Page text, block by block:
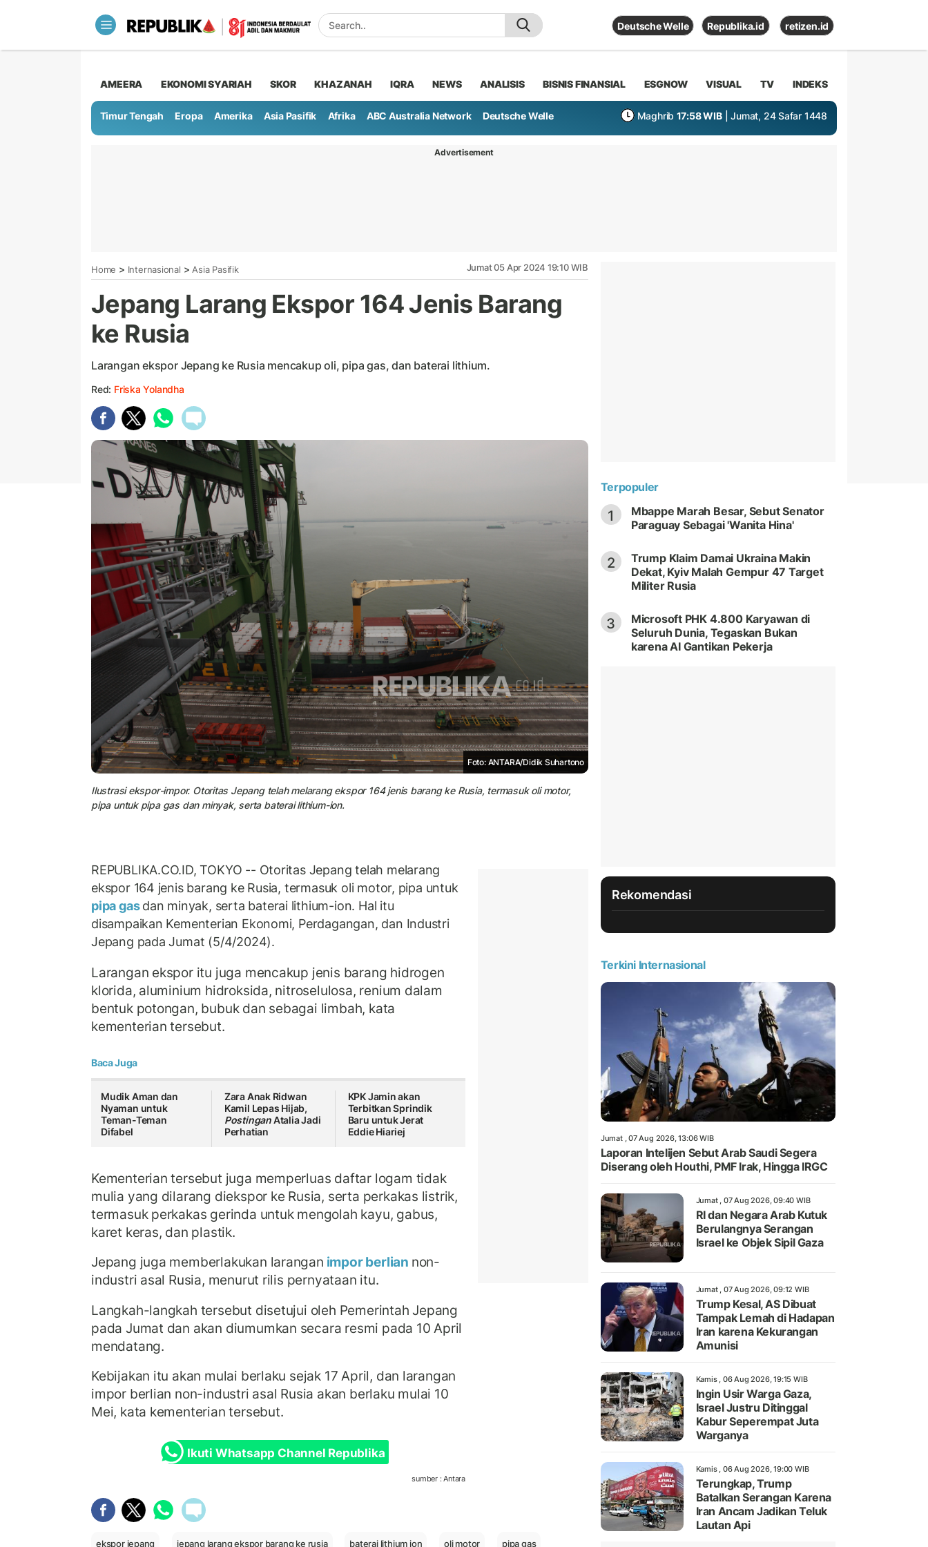
Deutsche Welle Republika.id retizen.id
AMEERA EKONOMI SYARIAH SKOR KHAZANAH IQRA NEWS ANALISIS BISNIS FINANSIAL ESGNOW VISUAL TV INDEKS
Timur Tengah Eropa Amerika Asia Pasifik Afrika ABC Australia Network Deutsche Welle Maghrib 17:58 WIB | Jumat, 24 Safar 1448
Advertisement
Home > Internasional > Asia Pasifik Jumat 05 Apr 2024 19:10 WIB
Jepang Larang Ekspor 164 Jenis Barang
ke Rusia
Larangan ekspor Jepang ke Rusia mencakup oli, pipa gas, dan baterai lithium.
Red: Friska Yolandha
Foto: ANTARA/Didik Suhartono
Ilustrasi ekspor-impor. Otoritas Jepang telah melarang ekspor 164 jenis barang ke Rusia, termasuk oli motor,
pipa untuk pipa gas dan minyak, serta baterai lithium-ion.
REPUBLIKA.CO.ID, TOKYO -- Otoritas Jepang telah melarang
ekspor 164 jenis barang ke Rusia, termasuk oli motor, pipa untuk
pipa gasdan minyak, serta baterai lithium-ion. Hal itu
disampaikan Kementerian Ekonomi, Perdagangan, dan Industri
Jepang pada Jumat (5/4/2024).
Larangan ekspor itu juga mencakup jenis barang hidrogen
klorida, aluminium hidroksida, nitroselulosa, renium dalam
bentuk potongan, bubuk dan sebagai limbah, kata
kementerian tersebut.
Baca Juga
Mudik Aman dan
Nyaman untuk
Teman-Teman
Difabel
Zara Anak Ridwan
Kamil Lepas Hijab,
PostinganAtalia Jadi
Perhatian
KPK Jamin akan
Terbitkan Sprindik
Baru untuk Jerat
Eddie Hiariej
Kementerian tersebut juga memperluas daftar logam tidak
mulia yang dilarang diekspor ke Rusia, serta perkakas listrik,
termasuk perkakas gerinda untuk mengolah kayu, gabus,
karet keras, dan plastik.
Jepang juga memberlakukan larangan impor berlian non-
industri asal Rusia, menurut rilis pernyataan itu.
Langkah-langkah tersebut disetujui oleh Pemerintah Jepang
pada Jumat dan akan diumumkan secara resmi pada 10 April
mendatang.
Kebijakan itu akan mulai berlaku sejak 17 April, dan larangan
impor berlian non-industri asal Rusia akan berlaku mulai 10
Mei, kata kementerian tersebut.
Ikuti Whatsapp Channel Republika
sumber : Antara
ekspor jepang jepang larang ekspor barang ke rusia baterai lithium ion oli motor pipa gas
Terpopuler
1
Mbappe Marah Besar, Sebut Senator
Paraguay Sebagai 'Wanita Hina'
2
Trump Klaim Damai Ukraina Makin
Dekat, Kyiv Malah Gempur 47 Target
Militer Rusia
3
Microsoft PHK 4.800 Karyawan di
Seluruh Dunia, Tegaskan Bukan
karena AI Gantikan Pekerja
Rekomendasi
Terkini Internasional
Jumat , 07 Aug 2026, 13:06 WIB
Laporan Intelijen Sebut Arab Saudi Segera
Diserang oleh Houthi, PMF Irak, Hingga IRGC
Jumat , 07 Aug 2026, 09:40 WIB
RI dan Negara Arab Kutuk
Berulangnya Serangan
Israel ke Objek Sipil Gaza
Jumat , 07 Aug 2026, 09:12 WIB
Trump Kesal, AS Dibuat
Tampak Lemah di Hadapan
Iran karena Kekurangan
Amunisi
Kamis , 06 Aug 2026, 19:15 WIB
Ingin Usir Warga Gaza,
Israel Justru Ditinggal
Kabur Seperempat Juta
Warganya
Kamis , 06 Aug 2026, 19:00 WIB
Terungkap, Trump
Batalkan Serangan Karena
Iran Ancam Jadikan Teluk
Lautan Api